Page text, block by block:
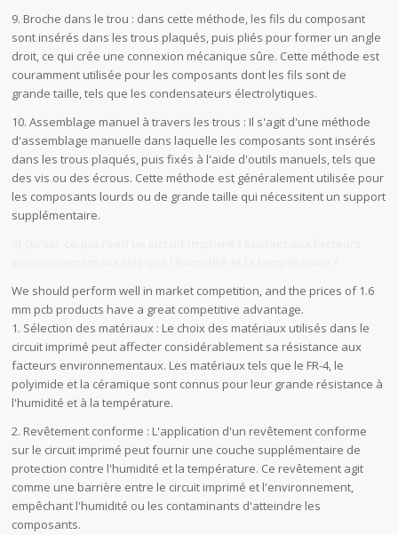
9. Broche dans le trou : dans cette méthode, les fils du composant
sont insérés dans les trous plaqués, puis pliés pour former un angle
droit, ce qui crée une connexion mécanique sûre. Cette méthode est
couramment utilisée pour les composants dont les fils sont de
grande taille, tels que les condensateurs électrolytiques.
10. Assemblage manuel à travers les trous : Il s'agit d'une méthode
d'assemblage manuelle dans laquelle les composants sont insérés
dans les trous plaqués, puis fixés à l'aide d'outils manuels, tels que
des vis ou des écrous. Cette méthode est généralement utilisée pour
les composants lourds ou de grande taille qui nécessitent un support
supplémentaire.
We should perform well in market competition, and the prices of 1.6
mm pcb products have a great competitive advantage.
1. Sélection des matériaux : Le choix des matériaux utilisés dans le
circuit imprimé peut affecter considérablement sa résistance aux
facteurs environnementaux. Les matériaux tels que le FR-4, le
polyimide et la céramique sont connus pour leur grande résistance à
l'humidité et à la température.
2. Revêtement conforme : L'application d'un revêtement conforme
sur le circuit imprimé peut fournir une couche supplémentaire de
protection contre l'humidité et la température. Ce revêtement agit
comme une barrière entre le circuit imprimé et l'environnement,
empêchant l'humidité ou les contaminants d'atteindre les
composants.